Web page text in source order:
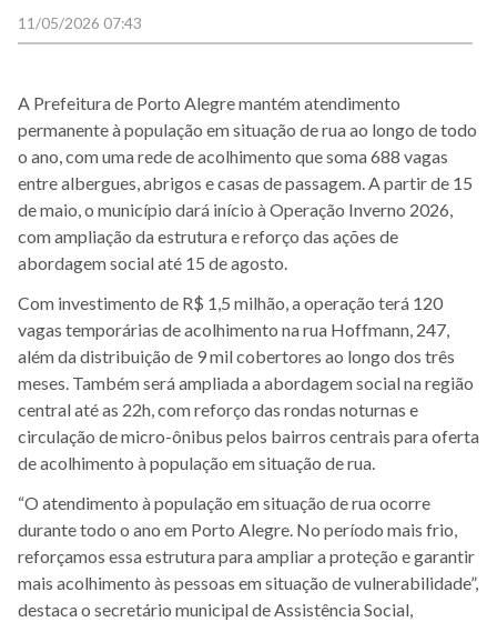
11/05/2026 07:43
A Prefeitura de Porto Alegre mantém atendimento
permanente à população em situação de rua ao longo de todo
o ano, com uma rede de acolhimento que soma 688 vagas
entre albergues, abrigos e casas de passagem. A partir de 15
de maio, o município dará início à Operação Inverno 2026,
com ampliação da estrutura e reforço das ações de
abordagem social até 15 de agosto.
Com investimento de R$ 1,5 milhão, a operação terá 120
vagas temporárias de acolhimento na rua Hoffmann, 247,
além da distribuição de 9 mil cobertores ao longo dos três
meses. Também será ampliada a abordagem social na região
central até as 22h, com reforço das rondas noturnas e
circulação de micro-ônibus pelos bairros centrais para oferta
de acolhimento à população em situação de rua.
“O atendimento à população em situação de rua ocorre
durante todo o ano em Porto Alegre. No período mais frio,
reforçamos essa estrutura para ampliar a proteção e garantir
mais acolhimento às pessoas em situação de vulnerabilidade”,
destaca o secretário municipal de Assistência Social,